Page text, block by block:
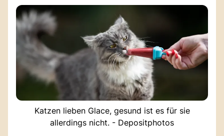
Katzen lieben Glace, gesund ist es für sie
allerdings nicht. - Depositphotos